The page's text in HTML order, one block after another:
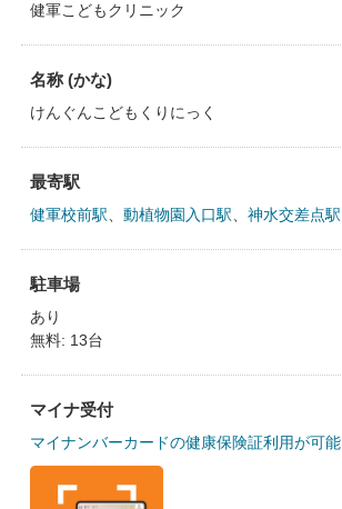
健軍こどもクリニック
名称 (かな)
けんぐんこどもくりにっく
最寄駅
健軍校前駅 動植物園入口駅 神水交差点駅
駐車場
あり
無料: 13台
マイナ受付
マイナンバーカードの健康保険証利用が可能